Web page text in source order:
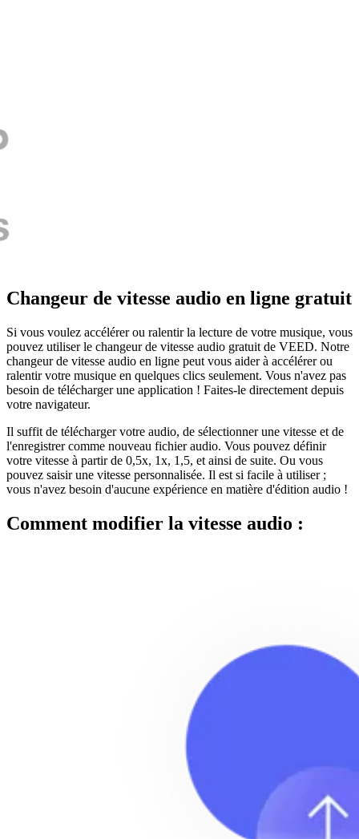
Changeur de vitesse audio en ligne gratuit
Si vous voulez accélérer ou ralentir la lecture de votre musique, vous
pouvez utiliser le changeur de vitesse audio gratuit de VEED. Notre
changeur de vitesse audio en ligne peut vous aider à accélérer ou
ralentir votre musique en quelques clics seulement. Vous n'avez pas
besoin de télécharger une application ! Faites-le directement depuis
votre navigateur.
Il suffit de télécharger votre audio, de sélectionner une vitesse et de
l'enregistrer comme nouveau fichier audio. Vous pouvez définir
votre vitesse à partir de 0,5x, 1x, 1,5, et ainsi de suite. Ou vous
pouvez saisir une vitesse personnalisée. Il est si facile à utiliser ;
vous n'avez besoin d'aucune expérience en matière d'édition audio !
Comment modifier la vitesse audio :